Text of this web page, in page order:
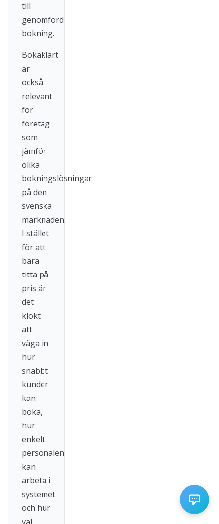
till
genomförd
bokning.
Bokaklart
är
också
relevant
för
företag
som
jämför
olika
bokningslösningar
på den
svenska
marknaden.
I stället
för att
bara
titta på
pris är
det
klokt
att
väga in
hur
snabbt
kunder
kan
boka,
hur
enkelt
personalen
kan
arbeta i
systemet
och hur
väl